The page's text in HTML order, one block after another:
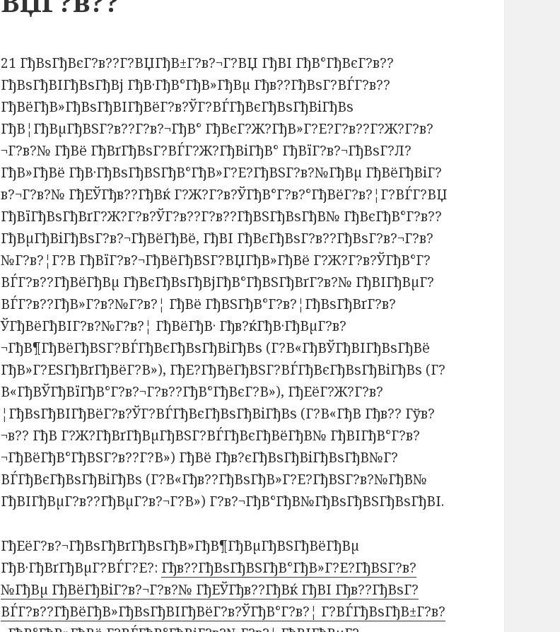
21 ГђВѕГђВєГ?в??Г?ВЏГђВ±Г?в?¬Г?ВЏ ГђВІ ГђВ°ГђВєГ?в??
ГђВѕГђВІГђВѕГђВј ГђВ·ГђВ°ГђВ»ГђВµ Гђв??ГђВѕГ?ВЃГ?в??
ГђВёГђВ»ГђВѕГђВІГђВёГ?в?ЎГ?ВЃГђВєГђВѕГђВіГђВѕ
ГђВ¦ГђВµГђВЅГ?в??Г?в?¬ГђВ° ГђВєГ?Ж?ГђВ»Г?Е?Г?в??Г?Ж?Г?в?
¬Г?в?№ ГђВё ГђВґГђВѕГ?ВЃГ?Ж?ГђВіГђВ° ГђВїГ?в?¬ГђВѕГ?Л?
ГђВ»ГђВё ГђВ·ГђВѕГђВЅГђВ°ГђВ»Г?Е?ГђВЅГ?в?№ГђВµ ГђВёГђВіГ?
в?¬Г?в?№ ГђЕЎГђв??ГђВќ Г?Ж?Г?в?ЎГђВ°Г?в?°ГђВёГ?в?¦Г?ВЃГ?ВЏ
ГђВїГђВѕГђВґГ?Ж?Г?в?ЎГ?в??Г?в??ГђВЅГђВѕГђВ№ ГђВєГђВ°Г?в??
ГђВµГђВіГђВѕГ?в?¬ГђВёГђВё, ГђВІ ГђВєГђВѕГ?в??ГђВѕГ?в?¬Г?в?
№Г?в?¦Г?В ГђВїГ?в?¬ГђВёГђВЅГ?ВЏГђВ»ГђВё Г?Ж?Г?в?ЎГђВ°Г?
ВЃГ?в??ГђВёГђВµ ГђВєГђВѕГђВјГђВ°ГђВЅГђВґГ?в?№ ГђВІГђВµГ?
ВЃГ?в??ГђВ»Г?в?№Г?в?¦ ГђВё ГђВЅГђВ°Г?в?¦ГђВѕГђВґГ?в?
ЎГђВёГђВІГ?в?№Г?в?¦ ГђВёГђВ· Гђв?ќГђВ·ГђВµГ?в?
¬ГђВ¶ГђВёГђВЅГ?ВЃГђВєГђВѕГђВіГђВѕ (Г?В«ГђВЎГђВІГђВѕГђВё
ГђВ»Г?ЕЅГђВґГђВёГ?В»), ГђЕ?ГђВёГђВЅГ?ВЃГђВєГђВѕГђВіГђВѕ (Г?
В«ГђВЎГђВїГђВ°Г?в?¬Г?в??ГђВ°ГђВєГ?В»), ГђЕёГ?Ж?Г?в?
¦ГђВѕГђВІГђВёГ?в?ЎГ?ВЃГђВєГђВѕГђВіГђВѕ (Г?В«ГђВ Гђв?? Гўв?
¬в?? ГђВ Г?Ж?ГђВґГђВµГђВЅГ?ВЃГђВєГђВёГђВ№ ГђВІГђВ°Г?в?
¬ГђВёГђВ°ГђВЅГ?в??Г?В») ГђВё Гђв?єГђВѕГђВіГђВѕГђВ№Г?
ВЃГђВєГђВѕГђВіГђВѕ (Г?В«Гђв??ГђВѕГђВ»Г?Е?ГђВЅГ?в?№ГђВ№
ГђВІГђВµГ?в??ГђВµГ?в?¬Г?В») Г?в?¬ГђВ°ГђВ№ГђВѕГђВЅГђВѕГђВІ.
ГђЕёГ?в?¬ГђВѕГђВґГђВѕГђВ»ГђВ¶ГђВµГђВЅГђВёГђВµ
ГђВ·ГђВґГђВµГ?ВЃГ?Е?: Гђв??ГђВѕГђВЅГђВ°ГђВ»Г?Е?ГђВЅГ?в?
№ГђВµ ГђВёГђВіГ?в?¬Г?в?№ ГђЕЎГђв??ГђВќ ГђВІ Гђв??ГђВѕГ?
ВЃГ?в??ГђВёГђВ»ГђВѕГђВІГђВёГ?в?ЎГђВ°Г?в?¦ Г?ВЃГђВѕГђВ±Г?в?